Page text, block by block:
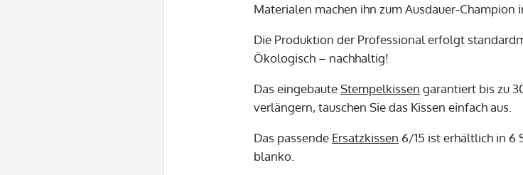
Materialen machen ihn zum Ausdauer-Champion
Die Produktion der Professional erfolgt
Ökologisch – nachhaltig!
Das eingebauteStempelkissen garantiert bis zu
verlängern, tauschen Sie das Kissen einfach aus.
Das passende Ersatzkissen 6/15 ist erhältlich in 6
blanko.